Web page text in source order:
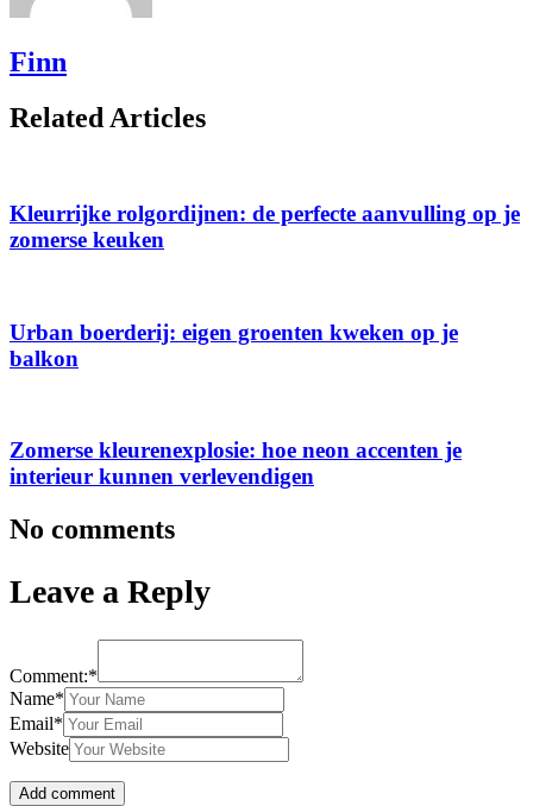
Finn
Related Articles
Kleurrijke rolgordijnen: de perfecte aanvulling op je
zomerse keuken
Urban boerderij: eigen groenten kweken op je
balkon
Zomerse kleurenexplosie: hoe neon accenten je
interieur kunnen verlevendigen
No comments
Leave a Reply
Comment:*
Name*
Email*
Website